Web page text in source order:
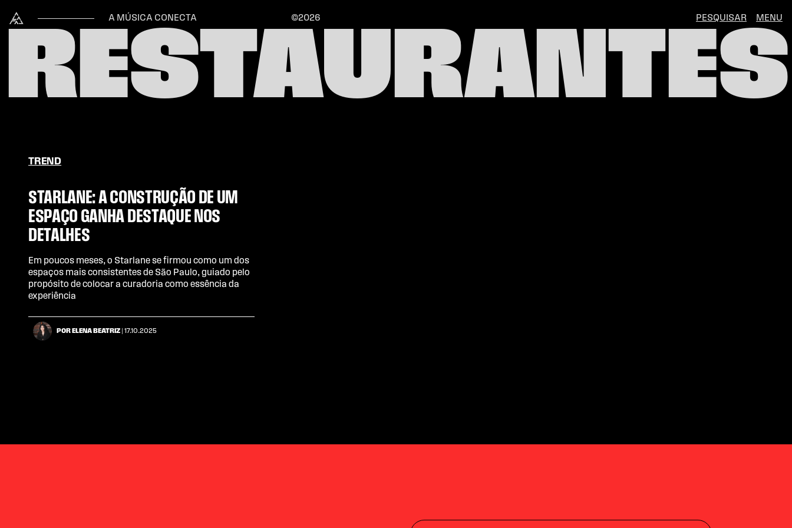
Alataj
A MÚSICA CONECTA ©2026 PESQUISAR MENU
RESTAURANTES
TREND
STARLANE: A CONSTRUÇÃO DE UM
ESPAÇO GANHA DESTAQUE NOS
DETALHES
Em poucos meses, o Starlane se firmou como um dos
espaços mais consistentes de São Paulo, guiado pelo
propósito de colocar a curadoria como essência da
experiência
POR ELENA BEATRIZ | 17.10.2025